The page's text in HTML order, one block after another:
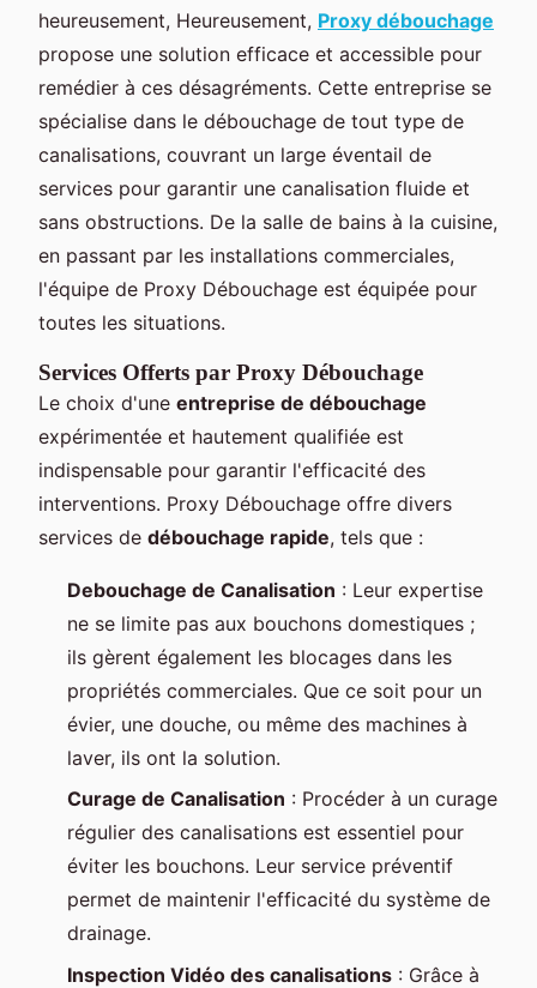
heureusement, Heureusement, Proxy débouchage
propose une solution efficace et accessible pour
remédier à ces désagréments. Cette entreprise se
spécialise dans le débouchage de tout type de
canalisations, couvrant un large éventail de
services pour garantir une canalisation fluide et
sans obstructions. De la salle de bains à la cuisine,
en passant par les installations commerciales,
l'équipe de Proxy Débouchage est équipée pour
toutes les situations.
Services Offerts par Proxy Débouchage
Le choix d'une entreprise de débouchage
expérimentée et hautement qualifiée est
indispensable pour garantir l'efficacité des
interventions. Proxy Débouchage offre divers
services de débouchage rapide, tels que :
Debouchage de Canalisation : Leur expertise
ne se limite pas aux bouchons domestiques ;
ils gèrent également les blocages dans les
propriétés commerciales. Que ce soit pour un
évier, une douche, ou même des machines à
laver, ils ont la solution.
Curage de Canalisation : Procéder à un curage
régulier des canalisations est essentiel pour
éviter les bouchons. Leur service préventif
permet de maintenir l'efficacité du système de
drainage.
Inspection Vidéo des canalisations : Grâce à